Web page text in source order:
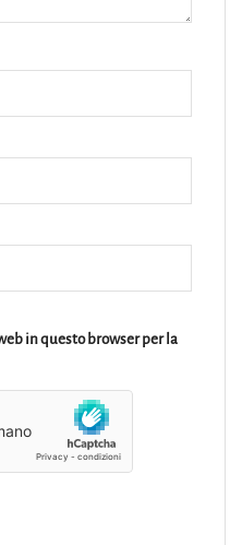
in questo browser per la